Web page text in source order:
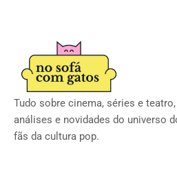
Tudo sobre cinema, séries e
análises e novidades do universo
fãs da cultura pop.